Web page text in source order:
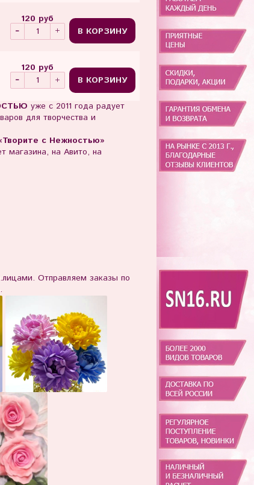
120 руб
В КОРЗИНУ
120 руб
В КОРЗИНУ
уже с 2011 года радует
для творчества и
с Нежностью»
магазина, на Авито, на
Отправляем заказы по